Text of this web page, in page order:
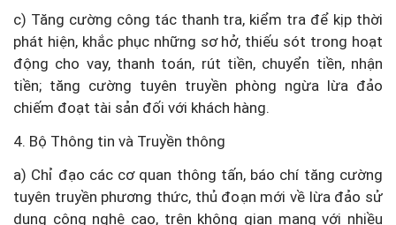
c) Tăng cường công tác thanh tra, kiểm tra để kịp thời
phát hiện, khắc phục những sơ hở, thiếu sót trong hoạt
động cho vay, thanh toán, rút tiền, chuyển tiền, nhận
tiền; tăng cường tuyên truyền phòng ngừa lừa đảo
chiếm đoạt tài sản đối với khách hàng.
4. Bộ Thông tin và Truyền thông
a) Chỉ đạo các cơ quan thông tấn, báo chí tăng cường
tuyên truyền phương thức, thủ đoạn mới về lừa đảo sử
dụng công nghệ cao, trên không gian mạng với nhiều